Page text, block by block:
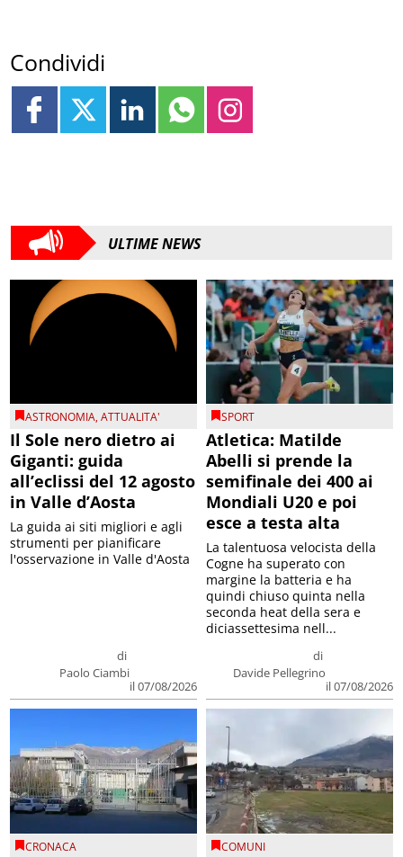
Condividi
ULTIME NEWS
ASTRONOMIA,ATTUALITA'
Il Sole nero dietro ai
Giganti: guida
all’eclissi del 12 agosto
in Valle d’Aosta
di
Paolo Ciambi
il 07/08/2026
La guida ai siti migliori e agli
strumenti per pianificare
l'osservazione in Valle d'Aosta
SPORT
Atletica: Matilde
Abelli si prende la
semifinale dei 400 ai
Mondiali U20 e poi
esce a testa alta
di
Davide Pellegrino
il 07/08/2026
La talentuosa velocista della
Cogne ha superato con
margine la batteria e ha
quindi chiuso quinta nella
seconda heat della sera e
diciassettesima nell...
CRONACA COMUNI